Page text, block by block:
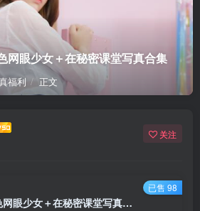
网眼少女＋在秘密课堂写真合集
福利 正文
关注
yuka金提莫 cos 黑色网眼少女＋在秘密课堂写真合集
已售 98